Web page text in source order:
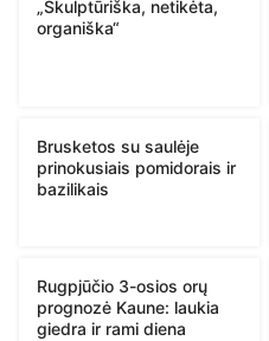
„Skulptūriška, netikėta,
organiška“
Brusketos su saulėje
prinokusiais pomidorais ir
bazilikais
Rugpjūčio 3-osios orų
prognozė Kaune: laukia
giedra ir rami diena